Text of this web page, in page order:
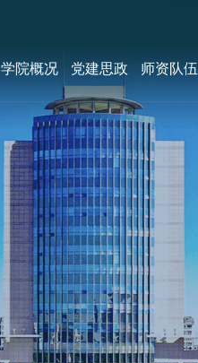
学院概况 党建思政 师资队伍